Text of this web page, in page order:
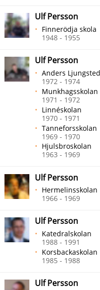
Ulf Persson
Finnerödja skola
1948 - 1955
Ulf Persson
Anders
1972 - 1974
Munkhagsskolan
1971 - 1972
Linnéskolan
1970 - 1971
Tanneforsskolan
1969 - 1970
Hjulsbroskolan
1963 - 1969
Ulf Persson
Hermelinsskolan
1966 - 1969
Ulf Persson
Katedralskolan
1988 - 1991
Korsbackaskolan
1985 - 1988
Ulf Persson